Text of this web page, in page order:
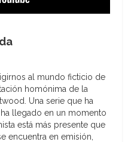
al mundo ficticio de
homónima de la
Una serie que ha
llegado en un momento
está más presente que
encuentra en emisión,